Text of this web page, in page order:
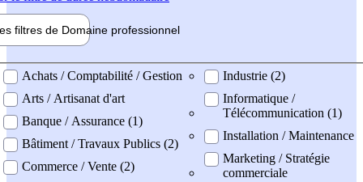
filtres de Domaine professionnel
professionel
Achats / Comptabilité / Gestion
Arts / Artisanat d'art
Banque / Assurance (1)
Bâtiment / Travaux Publics (2)
Commerce / Vente (2)
Industrie (2)
Informatique /
Télécommunication (1)
Installation / Maintenance
Marketing / Stratégie
commerciale